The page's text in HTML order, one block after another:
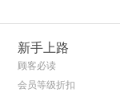
新手上路
顾客必读
会员等级折扣